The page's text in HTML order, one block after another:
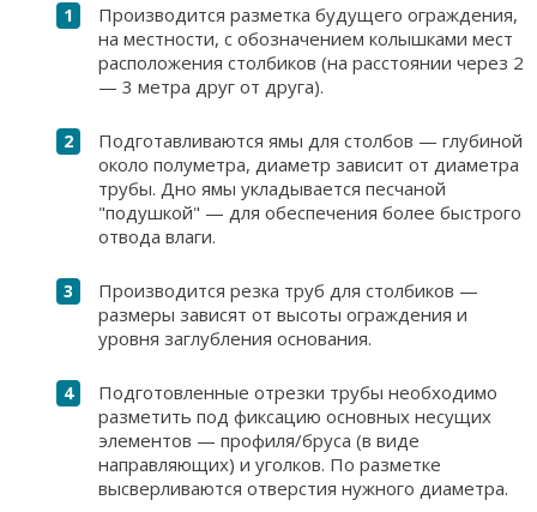
Производится разметка будущего ограждения,
на местности, с обозначением колышками мест
расположения столбиков (на расстоянии через 2
— 3 метра друг от друга).
Подготавливаются ямы для столбов — глубиной
около полуметра, диаметр зависит от диаметра
трубы. Дно ямы укладывается песчаной
"подушкой" — для обеспечения более быстрого
отвода влаги.
Производится резка труб для столбиков —
размеры зависят от высоты ограждения и
уровня заглубления основания.
Подготовленные отрезки трубы необходимо
разметить под фиксацию основных несущих
элементов — профиля/бруса (в виде
направляющих) и уголков. По разметке
высверливаются отверстия нужного диаметра.